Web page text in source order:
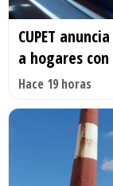
CUPET
a hogares
Hace 19 horas